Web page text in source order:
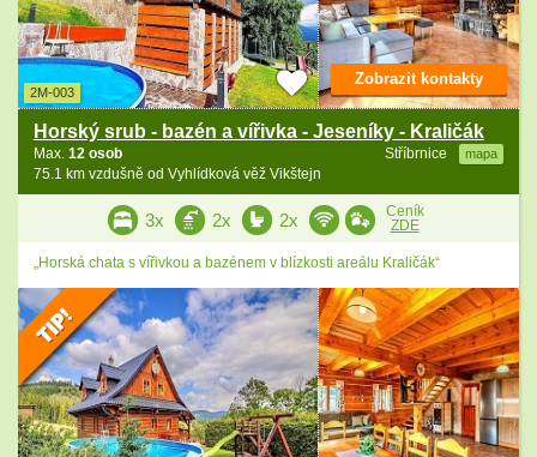
2M-003
Horský srub - bazén a vířivka - Jeseníky - Kraličák
Stříbrnice mapa
Max. 12 osob
75.1 km vzdušně od Vyhlídková věž Vikštejn
Zobrazit kontakty
3x 2x 2x
Ceník
ZDE
„Horská chata s vířivkou a bazénem v blízkosti areálu Kraličák“